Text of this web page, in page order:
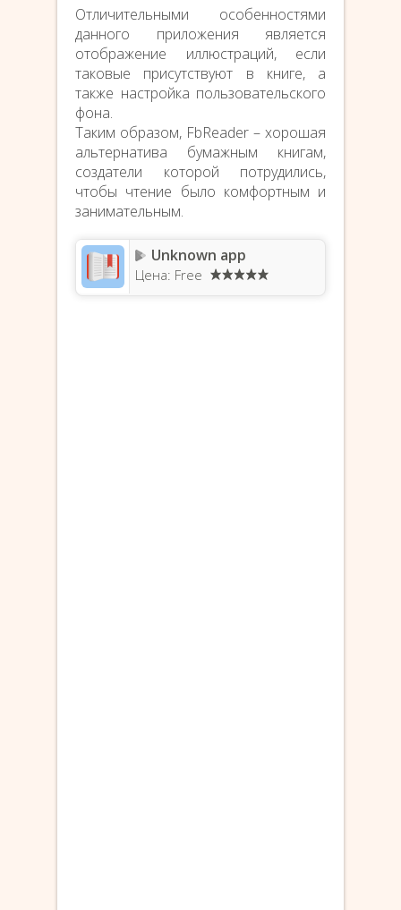
Отличительными особенностями
данного приложения является
отображение иллюстраций, если
таковые присутствуют в книге, а
также настройка пользовательского
фона.
Таким образом, FbReader – хорошая
альтернатива бумажным книгам,
создатели которой потрудились,
чтобы чтение было комфортным и
занимательным.
Unknown app
Цена: Free